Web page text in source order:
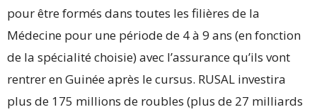
pour être formés dans toutes les filières de la
Médecine pour une période de 4 à 9 ans (en fonction
de la spécialité choisie) avec l’assurance qu’ils vont
rentrer en Guinée après le cursus. RUSAL investira
plus de 175 millions de roubles (plus de 27 milliards